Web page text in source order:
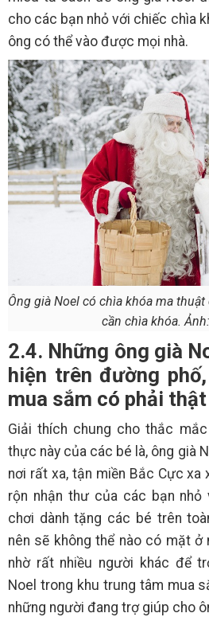
cho các bạn nhỏ với chiếc chìa
ông có thể vào được mọi nhà.
Ông già Noel có chìa khóa ma
cần chìa khóa.
2.4. Những ông già
hiện trên đường
mua sắm có phải
Giải thích chung cho thắc
thực này của các bé là, ông già
nơi rất xa, tận miền Bắc Cực xa
rộn nhận thư của các bạn nhỏ
chơi dành tặng các bé trên
nên sẽ không thể nào có mặt ở
nhờ rất nhiều người khác để
Noel trong khu trung tâm mua
những người đang trợ giúp cho